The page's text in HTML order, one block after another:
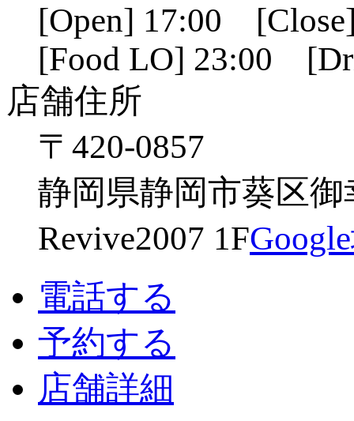
[Open] 17:00
[Food LO] 23:00
店舗住所
〒420-0857
静岡県静岡市葵区御
Revive2007 1F
電話する
予約する
店舗詳細